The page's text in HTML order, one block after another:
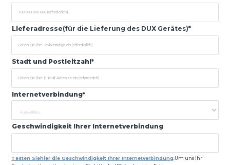
Lieferadresse(für die Lieferung des DUX Gerätes)*
Stadt und Postleitzahl*
Internetverbindung*
Geschwindigkeit Ihrer Internetverbindung
Testen Siehier die Geschwindigkeit Ihrer Internetverbindung .Um uns Ihr